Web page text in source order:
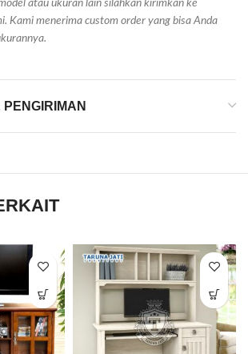
atau ukuran lain silahkan kirimkan ke
Kami menerima custom order yang bisa Anda